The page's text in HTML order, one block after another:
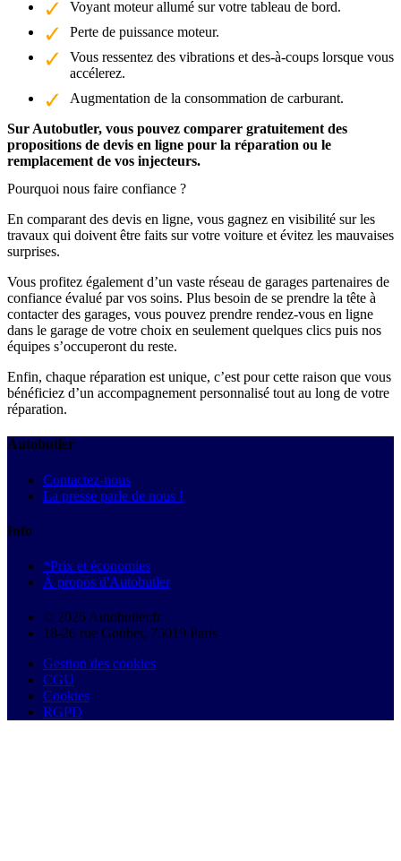
Voyant moteur allumé sur votre tableau de bord.
Perte de puissance moteur.
Vous ressentez des vibrations et des-à-coups lorsque vous
accélerez.
Augmentation de la consommation de carburant.
Sur Autobutler, vous pouvez comparer gratuitement des
propositions de devis en ligne pour la réparation ou le
remplacement de vos injecteurs.
Pourquoi nous faire confiance ?
En comparant des devis en ligne, vous gagnez en visibilité sur les
travaux qui doivent être faits sur votre voiture et évitez les mauvaises
surprises.
Vous profitez également d’un vaste réseau de garages partenaires de
confiance évalué par vos soins. Plus besoin de se prendre la tête à
contacter des garages, vous pouvez prendre rendez-vous en ligne
dans le garage de votre choix en seulement quelques clics puis nos
équipes s’occuperont du reste.
Enfin, chaque réparation est unique, c’est pour cette raison que vous
bénéficiez d’un accompagnement personnalisé tout au long de votre
réparation.
Autobutler
Contactez-nous
La presse parle de nous !
Info
*Prix et économies
À propos d'Autobutler
© 2026 Autobutler.fr
18-26 rue Goubet, 75019 Paris
Gestion des cookies
CGU
Cookies
RGPD